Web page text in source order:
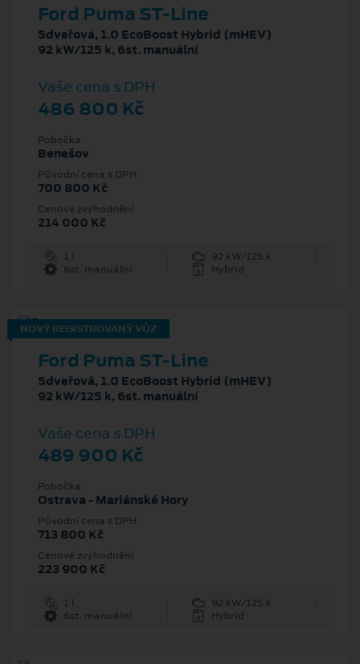
Ford Puma ST-Line
5dveřová, 1.0 EcoBoost Hybrid (mHEV)
92 kW/125 k, 6st. manuální
Vaše cena s DPH
486 800 Kč
Pobočka
Benešov
Původní cena s DPH
700 800 Kč
Cenové zvýhodnění
214 000 Kč
1 l
92 kW/125 k
6st. manuální
Hybrid
NOVÝ REGISTROVANÝ VŮZ
Ford Puma ST-Line
5dveřová, 1.0 EcoBoost Hybrid (mHEV)
92 kW/125 k, 6st. manuální
Vaše cena s DPH
489 900 Kč
Pobočka
Ostrava - Mariánské Hory
Původní cena s DPH
713 800 Kč
Cenové zvýhodnění
223 900 Kč
1 l
92 kW/125 k
6st. manuální
Hybrid